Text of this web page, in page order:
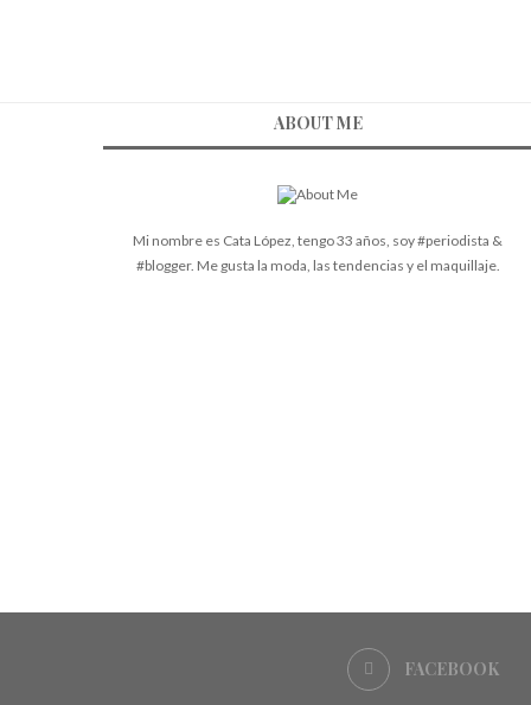
ABOUT ME
Mi nombre es Cata López, tengo 33 años, soy #periodista &
#blogger. Me gusta la moda, las tendencias y el maquillaje.
FACEBOOK